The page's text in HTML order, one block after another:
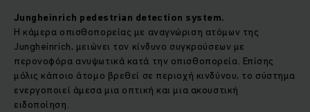
Jungheinrich pedestrian detection system.
Η κάμερα οπισθοπορείας με αναγνώριση ατόμων της
Jungheinrich, μειώνει τον κίνδυνο συγκρούσεων με
περονοφόρα ανυψωτικά κατά την οπισθοπορεία. Επίσης
μόλις κάποιο άτομο βρεθεί σε περιοχή κινδύνου, το σύστημα
ενεργοποιεί άμεσα μια οπτική και μια ακουστική
ειδοποίηση.